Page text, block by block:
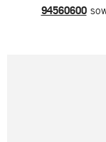
94560600